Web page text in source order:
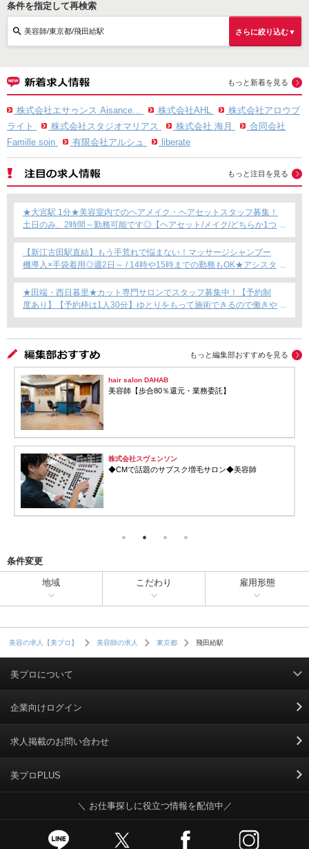
条件を指定して再検索
美容師/東京都/飛田給駅 さらに絞り込む▼
もっと新着を見る
株式会社エサゥンス Aisance... 株式会社AHL
株式会社アロウブ
ライト
株式会社スタジオマリアス 株式会社 海月
合同会社
Famille soin
有限会社アルシュ liberate
もっと注目を見る
★大宮駅 1分★美容室内でのヘアメイク・ヘアセットスタッフ募集！
土日のみ、2時間～勤務可能です◎【ヘアセット/メイク/どちらか1つ
できればOKです！】フリーランス・Wワーク・時短勤務もOK★
【新江古田駅直結】もう手荒れで悩まない！マッサージシャンプー
機導入×手袋着用◎週2日～ / 14時や15時までの勤務もOK★アシスタ
ント専任募集★
★田端・西日暮里★カット専門サロンでスタッフ募集中！【予約制
度あり】【予約枠は1人30分】ゆとりをもって施術できるので働きや
すい！これからカット専門店で働きたい方にもおすすめ◎
もっと編集部おすすめを見る
hair salon DAHAB
美容師【歩合80％還元・業務委託】
株式会社スヴェンソン
◆CMで話題のサブスク増毛サロン◆美容師
条件変更
地域 こだわり 雇用形態
美容の求人【美プロ】 美容師の求人 東京都 飛田給駅
美プロについて
利用規約
掲載規約
個人情報保護ポリシー
個人情報のお取り扱いについて
Cookieポリシー
企業向けログイン
求人掲載のお問い合わせ
美プロPLUS
＼ お仕事探しに役立つ情報を配信中／